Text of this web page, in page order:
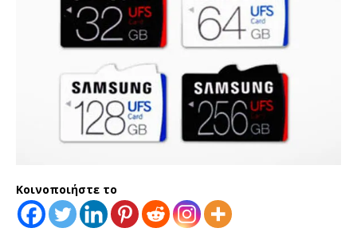
Κοινοποιήστε το